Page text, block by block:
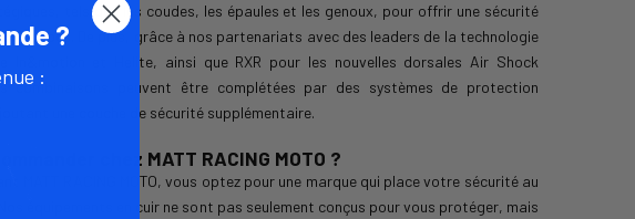
tels que les coudes, les épaules et les genoux, pour offrir une sécurité
chocs. De plus, grâce à nos partenariats avec des leaders de la technologie
In&motion et Helite, ainsi que RXR pour les nouvelles dorsales Air Shock
combinaisons peuvent être complétées par des systèmes de protection
une couche de sécurité supplémentaire.
chez MATT RACING MOTO ?
MATT RACING MOTO, vous optez pour une marque qui place votre sécurité au
Nos équipements en cuir ne sont pas seulement conçus pour vous protéger, mais
?
: